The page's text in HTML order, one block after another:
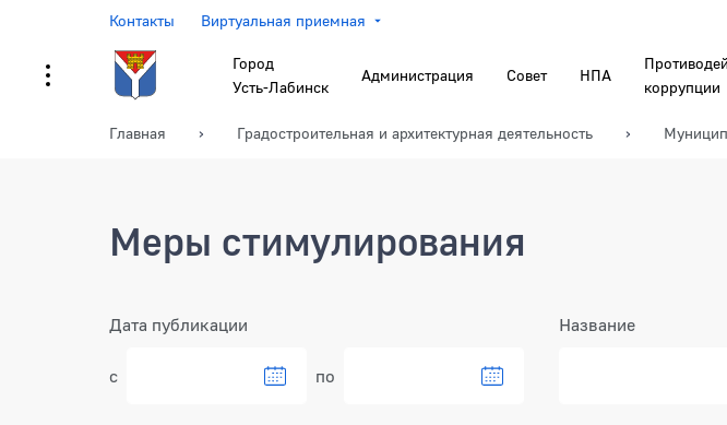
Контакты Виртуальная приемная
Город
Усть-Лабинск
Администрация Совет НПА
коррупции
Главная Градостроительная и архитектурная деятельность
Меры стимулирования
Фильтр
Дата публикации
с по
Название